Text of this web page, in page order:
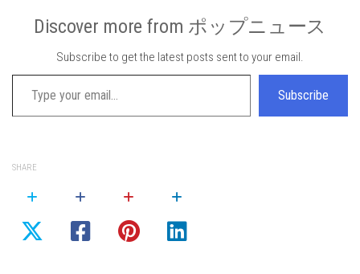
Discover more from ポップニュース
Subscribe to get the latest posts sent to your email.
Type your email…
Subscribe
SHARE